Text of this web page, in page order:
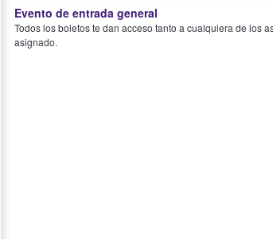
Evento de entrada general
Todos los boletos te dan acceso tanto a cualquiera de los
asignado.